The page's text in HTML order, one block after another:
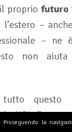
proprio futuro
–
– ne
non aiuta
tutto
USL
Proseguendo la